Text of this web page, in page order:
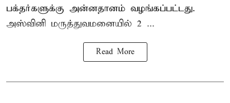
பக்தர்களுக்கு அன்னதானம் வழங்கப்பட்டது.
அஸ்வினி மருத்துவமனையில் 2 ...
Read More